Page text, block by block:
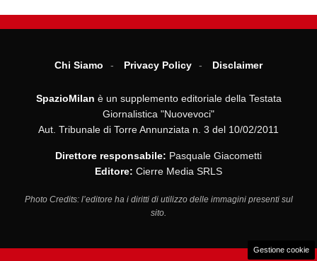
Chi Siamo Privacy Policy Disclaimer
SpazioMilan è un supplemento editoriale della Testata
Giornalistica "Nuovevoci"
Aut. Tribunale di Torre Annunziata n. 3 del 10/02/2011
Direttore responsabile: Pasquale Giacometti
Editore: Cierre Media SRLS
Photo Credits: l’editore ha i diritti di utilizzo delle immagini presenti sul
sito.
Gestione cookie